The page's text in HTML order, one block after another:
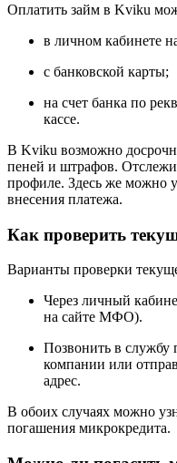
Оплатить займ в Kviku
в личном кабинете
с банковской карты;
на счет банка по
кассе.
В Kviku возможно
пеней и штрафов.
профиле. Здесь же можно
внесения платежа.
Как проверить
Варианты проверки
Через личный
на сайте МФО).
Позвонить в
компании или
адрес.
В обоих случаях можно
погашения микрокредита.